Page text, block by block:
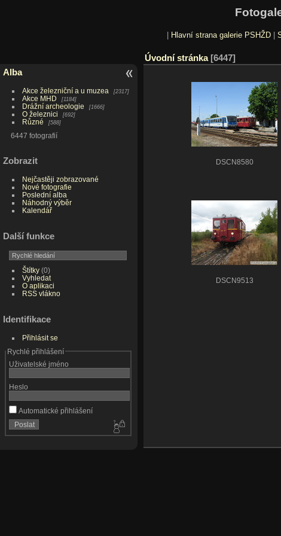
Hlavní strana galerie PSHŽD|
Alba
Akce železniční a u muzea 2317
Akce MHD 1184
Drážní archeologie 1666
O železnici 692
Různé 588
6447 fotografií
Zobrazit
Nejčastěji zobrazované
Nové fotografie
Poslední alba
Náhodný výběr
Kalendář
Další funkce
Štítky(0)
Vyhledat
O aplikaci
RSS vlákno
Identifikace
Přihlásit se
Rychlé přihlášení
Uživatelské jméno
Heslo
Automatické přihlášení
Úvodní stránka 6447
DSCN8580
DSCN9513